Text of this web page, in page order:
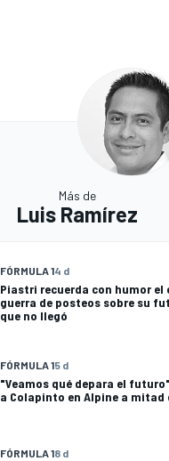
Más de
Luis Ramírez
FÓRMULA 14 d
Piastri recuerda con humor el
guerra de posteos sobre su
que no llegó
FÓRMULA 15 d
"Veamos qué depara el
a Colapinto en Alpine a mitad
FÓRMULA 18 d